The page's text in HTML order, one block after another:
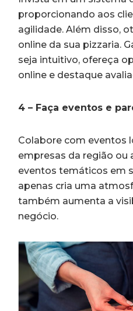
proporcionando aos
agilidade. Além disso,
online da sua pizzaria.
seja intuitivo, ofereça
online e destaque
4 – Faça eventos e
Colabore com eventos
empresas da região
eventos temáticos em
apenas cria uma
também aumenta a
negócio.